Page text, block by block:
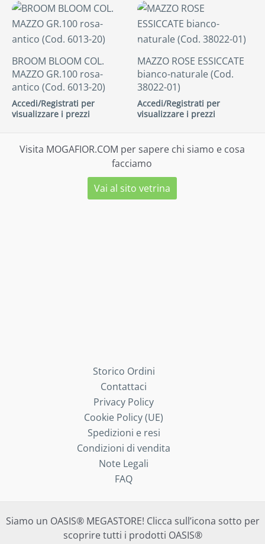
MAZZO ROSE ESSICCATE
bianco-naturale (Cod.
38022-01)
Accedi/Registrati per
visualizzare i prezzi
BROOM BLOOM COL.
MAZZO GR.100 rosa-
antico (Cod. 6013-20)
Accedi/Registrati per
visualizzare i prezzi
Visita MOGAFIOR.COM per sapere chi siamo e cosa
facciamo
Vai al sito vetrina
Storico Ordini
Contattaci
Privacy Policy
Cookie Policy (UE)
Spedizioni e resi
Condizioni di vendita
Note Legali
FAQ
Siamo un OASIS® MEGASTORE! Clicca sull’icona sotto per
scoprire tutti i prodotti OASIS®